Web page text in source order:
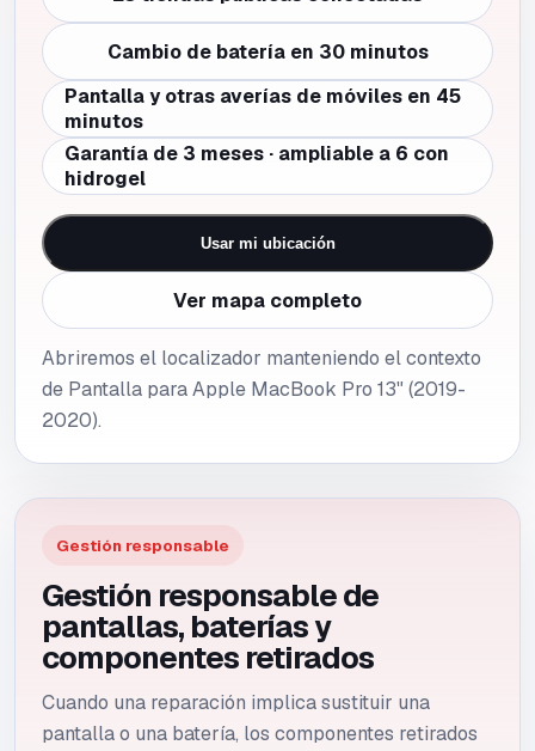
Cambio de batería en 30 minutos
Pantalla y otras averías de móviles en 45
minutos
Garantía de 3 meses · ampliable a 6 con
hidrogel
Usar mi ubicación
Ver mapa completo
Abriremos el localizador manteniendo el contexto
de Pantalla para Apple MacBook Pro 13" (2019-
2020).
Gestión responsable
Gestión responsable de
pantallas, baterías y
componentes retirados
Cuando una reparación implica sustituir una
pantalla o una batería, los componentes retirados